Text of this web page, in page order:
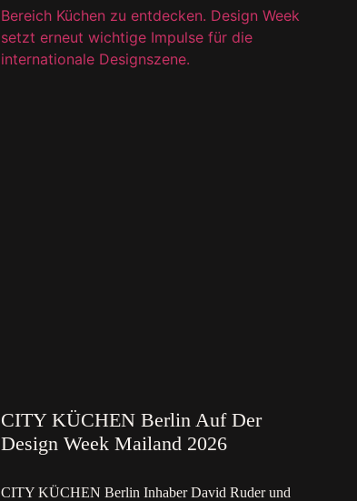
CITY KÜCHEN Berlin Auf Der
Design Week Mailand 2026
CITY KÜCHEN Berlin Inhaber David Ruder und